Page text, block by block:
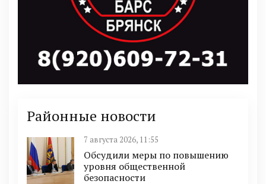
Районные новости
7 августа 2026, 11:55
Обсудили меры по повышению
уровня общественной
безопасности